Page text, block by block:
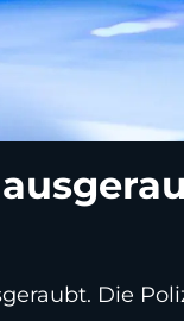
Die